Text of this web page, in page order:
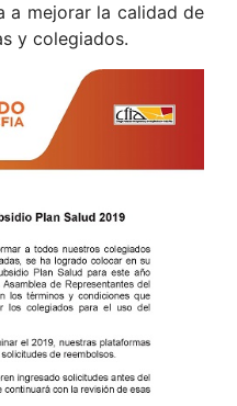
a mejorar la calidad de
y colegiados.